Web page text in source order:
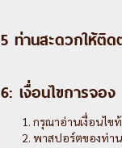
5 ท่านสะดวกให้ติด
6: เงื่อนไขการจอง
กรุณาอ่านเงื่อนไข
พาสปอร์ตของท่าน